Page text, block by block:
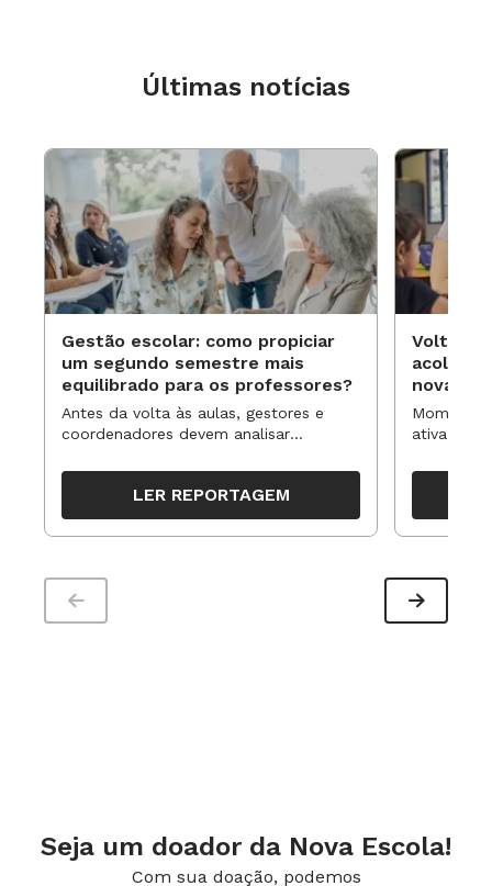
Últimas notícias
Gestão escolar: como propiciar
um segundo semestre mais
equilibrado para os professores?
Antes da volta às aulas, gestores e
coordenadores devem analisar
organizar ações para orientar o
trabalho pedagógico ao longo do
período
LER REPORTAGEM
Volta às
novas
ativa
propostas
Seja um doador da Nova Escola!
Com sua doação, podemos